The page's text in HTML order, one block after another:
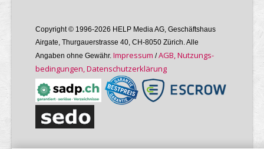
Copyright © 1996-2026 HELP Media AG, Geschäftshaus
Airgate, Thurgauer­strasse 40, CH-8050 Zürich. Alle
Angaben ohne Gewähr. Im­pres­sum /AGB, Nutzungs­
bedin­gungen, Daten­schutz­er­klärung